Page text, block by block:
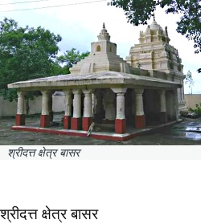
श्रीदत्त क्षेत्र बासर
श्रीदत्त क्षेत्र बासर